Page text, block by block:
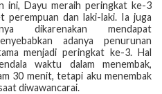
ini, Dayu meraih peringkat ke-3
perempuan dan laki-laki. Ia juga
dikarenakan mendapat
adanya penurunan
menjadi peringkat ke-3. Hal
waktu dalam menembak,
30 menit, tetapi aku menembak
diwawancarai.